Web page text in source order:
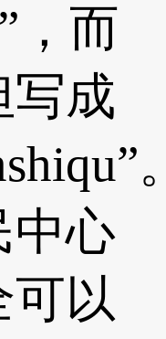
，而
写成
中心
可以